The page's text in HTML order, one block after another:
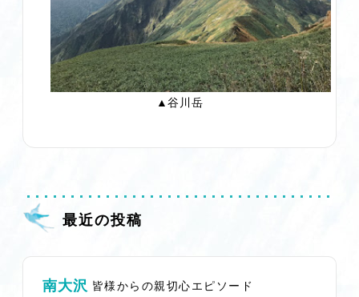
▲谷川岳
最近の投稿
南大沢 皆様からの親切心エピソード